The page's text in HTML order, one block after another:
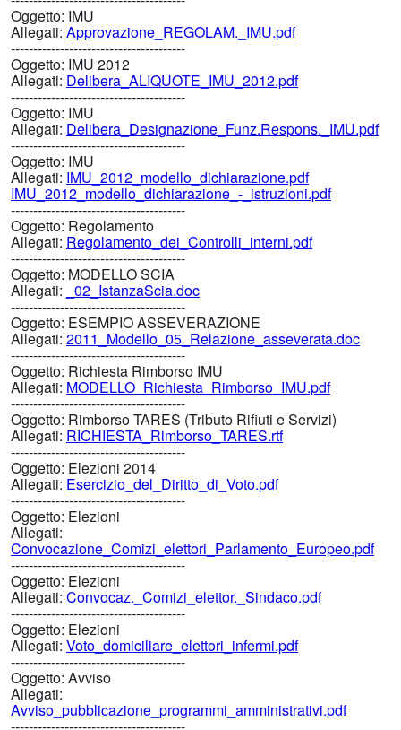
Oggetto: IMU
Allegati: Approvazione_REGOLAM._IMU.pdf
---------------------------------------
Oggetto: IMU 2012
Allegati: Delibera_ALIQUOTE_IMU_2012.pdf
---------------------------------------
Oggetto: IMU
Allegati: Delibera_Designazione_Funz.Respons._IMU.pdf
---------------------------------------
Oggetto: IMU
Allegati: IMU_2012_modello_dichiarazione.pdf
IMU_2012_modello_dichiarazione_-_istruzioni.pdf
---------------------------------------
Oggetto: Regolamento
Allegati: Regolamento_dei_Controlli_interni.pdf
---------------------------------------
Oggetto: MODELLO SCIA
Allegati: _02_IstanzaScia.doc
---------------------------------------
Oggetto: ESEMPIO ASSEVERAZIONE
Allegati: 2011_Modello_05_Relazione_asseverata.doc
---------------------------------------
Oggetto: Richiesta Rimborso IMU
Allegati: MODELLO_Richiesta_Rimborso_IMU.pdf
---------------------------------------
Oggetto: Rimborso TARES (Tributo Rifiuti e Servizi)
Allegati: RICHIESTA_Rimborso_TARES.rtf
---------------------------------------
Oggetto: Elezioni 2014
Allegati: Esercizio_del_Diritto_di_Voto.pdf
---------------------------------------
Oggetto: Elezioni
Allegati:
Convocazione_Comizi_elettori_Parlamento_Europeo.pdf
---------------------------------------
Oggetto: Elezioni
Allegati: Convocaz._Comizi_elettor._Sindaco.pdf
---------------------------------------
Oggetto: Elezioni
Allegati: Voto_domiciliare_elettori_infermi.pdf
---------------------------------------
Oggetto: Avviso
Allegati:
Avviso_pubblicazione_programmi_amministrativi.pdf